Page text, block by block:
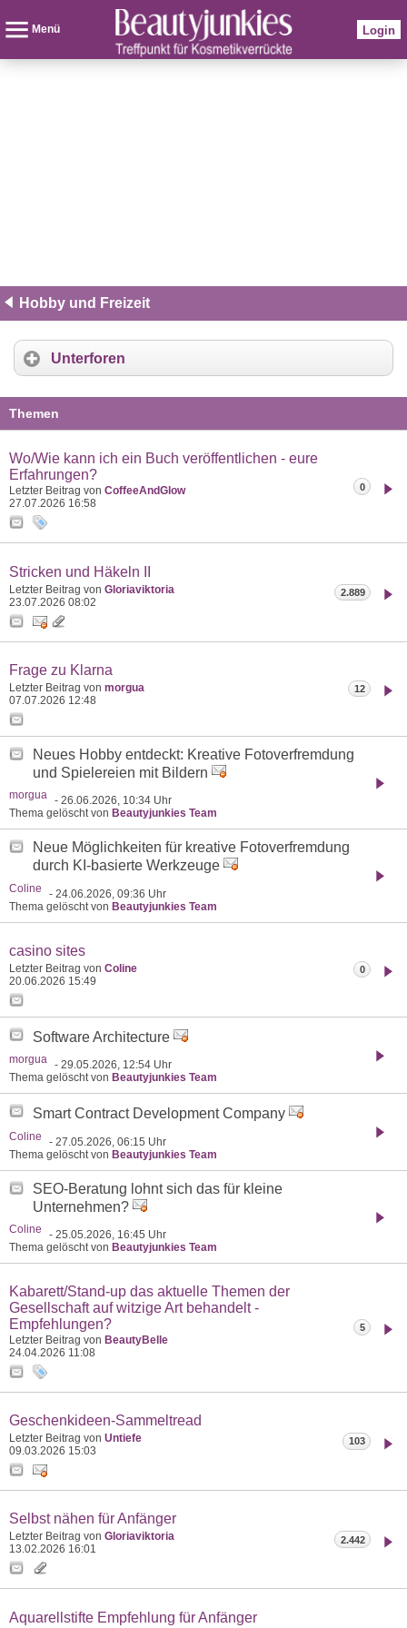
Menü Login
Hobby und Freizeit
Unterforen
Themen
Wo/Wie kann ich ein Buch veröffentlichen - eure
Erfahrungen?
Letzter Beitrag von CoffeeAndGlow
27.07.2026 16:58
0
Stricken und Häkeln II
Letzter Beitrag von Gloriaviktoria
23.07.2026 08:02
2.889
Frage zu Klarna
Letzter Beitrag von morgua
07.07.2026 12:48
12
Neues Hobby entdeckt: Kreative Fotoverfremdung
und Spielereien mit Bildern
morgua - 26.06.2026, 10:34 Uhr
Thema gelöscht von Beautyjunkies Team
Neue Möglichkeiten für kreative Fotoverfremdung
durch KI-basierte Werkzeuge
Coline
- 24.06.2026, 09:36 Uhr
Thema gelöscht von Beautyjunkies Team
casino sites
Letzter Beitrag von Coline
20.06.2026 15:49
0
Software Architecture
morgua - 29.05.2026, 12:54 Uhr
Thema gelöscht von Beautyjunkies Team
Smart Contract Development Company
Coline
- 27.05.2026, 06:15 Uhr
Thema gelöscht von Beautyjunkies Team
SEO-Beratung lohnt sich das für kleine
Unternehmen?
Coline
- 25.05.2026, 16:45 Uhr
Thema gelöscht von Beautyjunkies Team
Kabarett/Stand-up das aktuelle Themen der
Gesellschaft auf witzige Art behandelt -
Empfehlungen?
Letzter Beitrag von BeautyBelle
24.04.2026 11:08
5
Geschenkideen-Sammeltread
Letzter Beitrag von Untiefe
09.03.2026 15:03
103
Selbst nähen für Anfänger
Letzter Beitrag von Gloriaviktoria
13.02.2026 16:01
2.442
Aquarellstifte Empfehlung für Anfänger